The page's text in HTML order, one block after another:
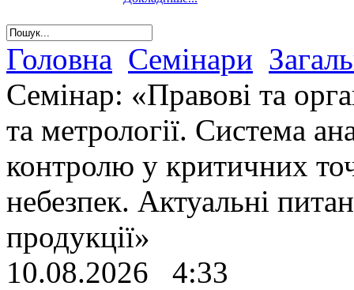
Головна Семінари
Семінар: «Правові та
та метрології. Система
контролю у критичних
небезпек. Актуальні
продукції»
10.08.2026 4:33